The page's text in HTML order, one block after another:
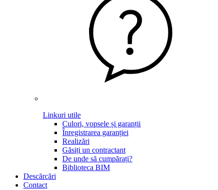
Linkuri utile
Culori, vopsele și garanții
Înregistrarea garanției
Realizări
Găsiți un contractant
De unde să cumpărați?
Biblioteca BIM
Descărcări
Contact